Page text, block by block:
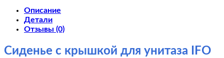
Описание
Детали
Отзывы (0)
Сиденье с крышкой для унитаза IFO